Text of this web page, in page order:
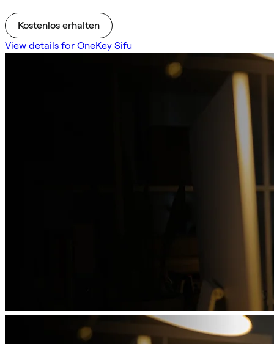
Kostenlos erhalten
View details for OneKey Sifu